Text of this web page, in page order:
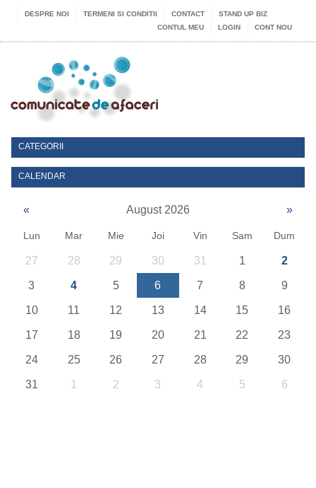
DESPRE NOI TERMENI SI CONDITII CONTACT
STAND UP BIZ
CONTUL MEU
LOGIN CONT NOU
CATEGORII
CALENDAR
« August 2026 »
Lun Mar Mie Joi Vin Sam Dum
27 28 29 30 31 1 2
3 4 5 6 7 8 9
10 11 12 13 14 15 16
17 18 19 20 21 22 23
24 25 26 27 28 29 30
31 1 2 3 4 5 6